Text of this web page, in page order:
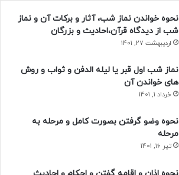
نحوه خواندن نماز شب، آثار و برکات آن و نماز
شب از دیدگاه قرآن،احادیث و بزرگان
اردیبهشت 27, 1401
نماز شب اول قبر یا لیله الدفن و ثواب و روش
های خواندن آن
خرداد 1, 1401
نحوه وضو گرفتن بصورت کامل و مرحله به
مرحله
تیر 16, 1401